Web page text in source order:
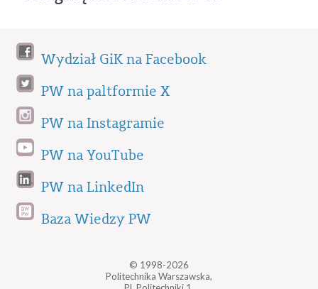
Wydział GiK na Facebook
PW na paltformie X
PW na Instagramie
PW na YouTube
PW na LinkedIn
Baza Wiedzy PW
© 1998-2026
Politechnika Warszawska,